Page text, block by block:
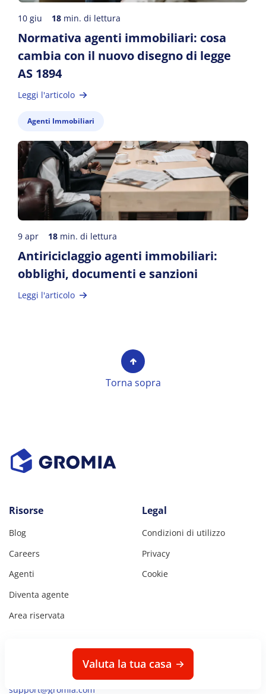
10 giu 18 min. di lettura
Normativa agenti immobiliari: cosa
cambia con il nuovo disegno di legge
AS 1894
Leggi l'articolo
Agenti Immobiliari
9 apr 18 min. di lettura
Antiriciclaggio agenti immobiliari:
obblighi, documenti e sanzioni
Leggi l'articolo
Torna sopra
Valuta la tua casa
Risorse
Blog
Careers
Agenti
Diventa agente
Area riservata
Legal
Condizioni di utilizzo
Privacy
Cookie
support@gromia.com